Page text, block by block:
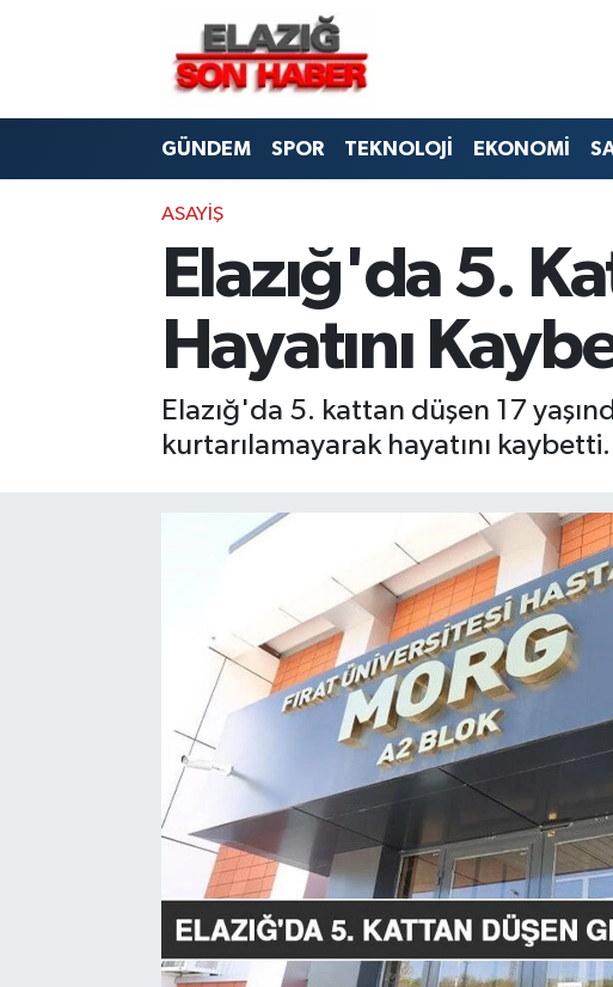
GÜNDEM SPOR TEKNOLOJİ EKONOMİ
ASAYİŞ
Elazığ'da 5.
Hayatını
Elazığ'da 5. kattan düşen 17
kurtarılamayarak hayatını kaybetti.
CANLI YAYIN
BİLİM VE TEKNOLOJİ
EKONOMİ
HABERDE İNSAN
KÜLTÜR-SANAT
Merkez Hava Durumu
Merkez Trafik Yoğunluk Haritası
Süper Lig Puan Durumu ve Fikstür
Tüm Manşetler
Son Dakika Haberleri
Haber Arşivi